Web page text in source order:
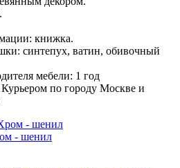
книжка.
синтепух, ватин, обивочный
мебели: 1 год
по городу Москве и
- шенил